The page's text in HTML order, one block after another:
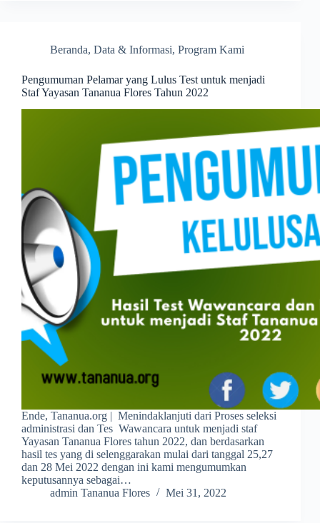
Beranda, Data & Informasi, Program Kami
Pengumuman Pelamar yang Lulus Test untuk menjadi
Staf Yayasan Tananua Flores Tahun 2022
Ende, Tananua.org | Menindaklanjuti dari Proses seleksi
administrasi dan Tes Wawancara untuk menjadi staf
Yayasan Tananua Flores tahun 2022, dan berdasarkan
hasil tes yang di selenggarakan mulai dari tanggal 25,27
dan 28 Mei 2022 dengan ini kami mengumumkan
keputusannya sebagai…
admin Tananua Flores
Mei 31, 2022